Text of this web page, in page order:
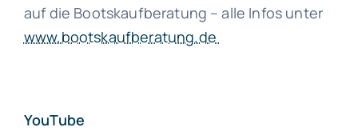
auf die Bootskaufberatung – alle Infos unter
www.bootskaufberatung.de
YouTube